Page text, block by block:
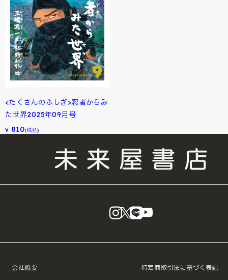
<たくさんのふしぎ>忍者からみ
た世界2025年09月号
¥ 810(税込)
instagram
X LINE
会社概要 特定商取引法に基づく表記